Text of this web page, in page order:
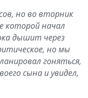
но во вторник
которой начал
дышит через
но мы
гоняться,
сына и увидел,